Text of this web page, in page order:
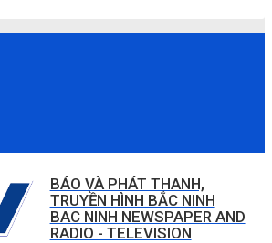
BÁO VÀ PHÁT THANH,
TRUYỀN HÌNH BẮC NINH
BAC NINH NEWSPAPER AND
RADIO - TELEVISION